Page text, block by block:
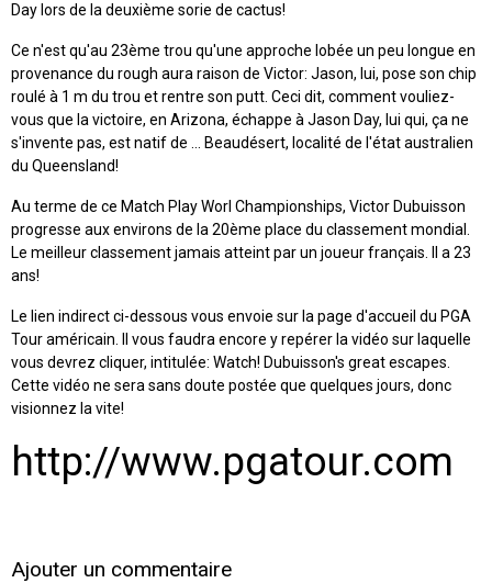
Day lors de la deuxième sorie de cactus!
Ce n'est qu'au 23ème trou qu'une approche lobée un peu longue en
provenance du rough aura raison de Victor: Jason, lui, pose son chip
roulé à 1 m du trou et rentre son putt. Ceci dit, comment vouliez-
vous que la victoire, en Arizona, échappe à Jason Day, lui qui, ça ne
s'invente pas, est natif de ... Beaudésert, localité de l'état australien
du Queensland!
Au terme de ce Match Play Worl Championships, Victor Dubuisson
progresse aux environs de la 20ème place du classement mondial.
Le meilleur classement jamais atteint par un joueur français. Il a 23
ans!
Le lien indirect ci-dessous vous envoie sur la page d'accueil du PGA
Tour américain. Il vous faudra encore y repérer la vidéo sur laquelle
vous devrez cliquer, intitulée: Watch! Dubuisson's great escapes.
Cette vidéo ne sera sans doute postée que quelques jours, donc
visionnez la vite!
http://www.pgatour.com
Ajouter un commentaire